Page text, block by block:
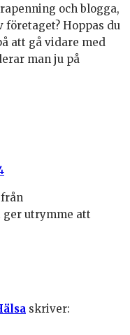
och blogga,
företaget? Hoppas du
att gå vidare med
man ju på
ger utrymme att
skriver: